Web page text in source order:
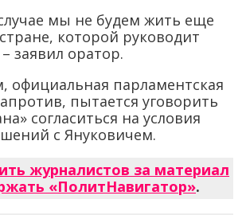
мы не будем жить еще
которой руководит
заявил оратор.
официальная парламентская
пытается уговорить
согласиться на условия
с Януковичем.
журналистов за материал
«ПолитНавигатор».